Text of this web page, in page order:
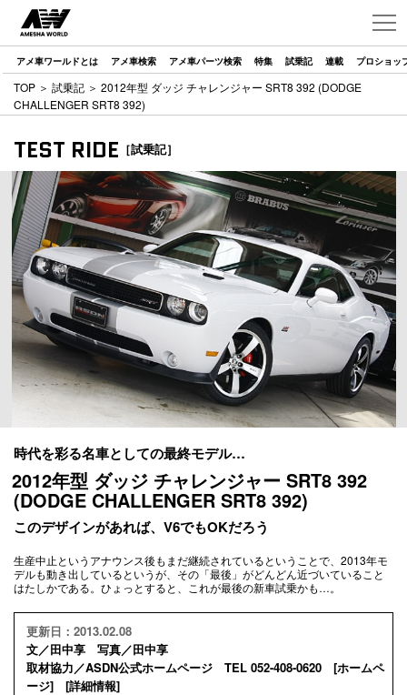
アメ車ワールドとは アメ車検索 アメ車パーツ検索 特集 試乗記 連載 プロショッ
TOP ＞ 試乗記 ＞ 2012年型 ダッジ チャレンジャー SRT8 392 (DODGE
CHALLENGER SRT8 392)
TEST RIDE ［試乗記］
時代を彩る名車としての最終モデル…
2012年型 ダッジ チャレンジャー SRT8 392
(DODGE CHALLENGER SRT8 392)
このデザインがあれば、V6でもOKだろう
生産中止というアナウンス後もまだ継続されているということで、2013年モ
デルも動き出しているというが、その「最後」がどんどん近づいていること
はたしかである。ひょっとすると、これが最後の新車試乗かも…。
更新日：2013.02.08
文／田中享 写真／田中享
取材協力／ASDN公式ホームページ TEL 052-408-0620 [ホームペ
ージ] [詳細情報]